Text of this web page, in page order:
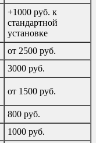
+1000 руб. к
стандартной
установке
от 2500 руб.
3000 руб.
от 1500 руб.
800 руб.
1000 руб.